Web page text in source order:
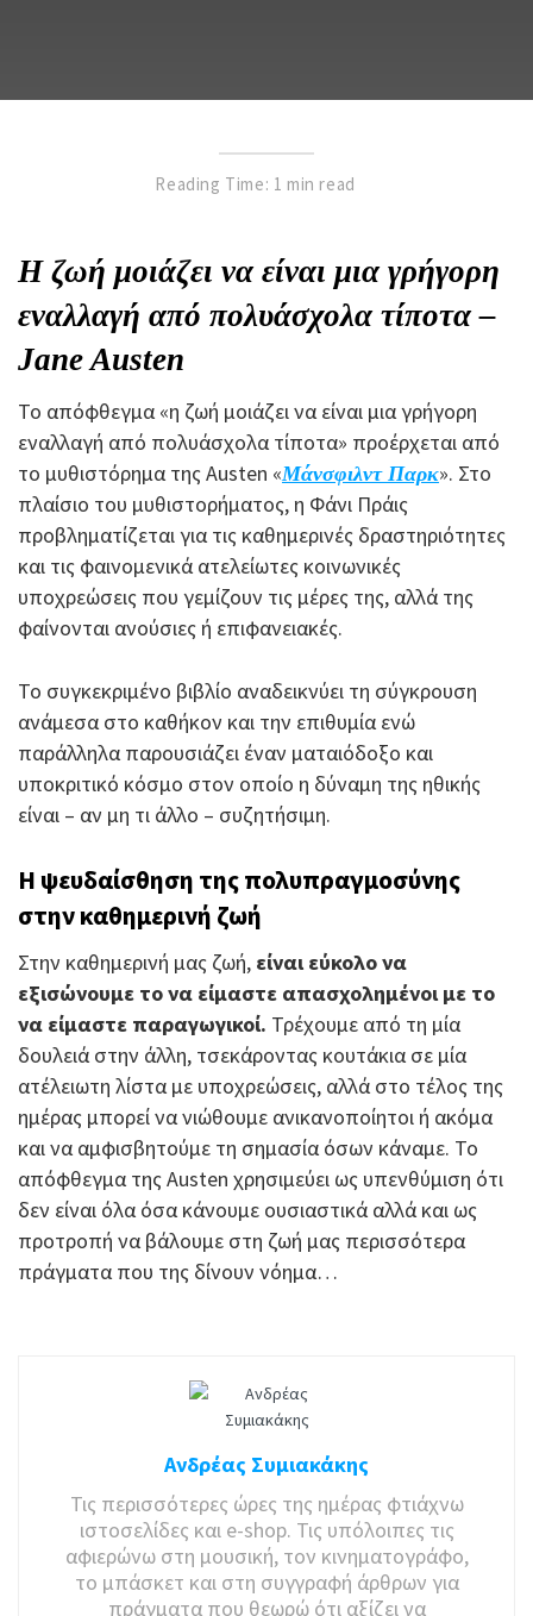
Reading Time: 1 min read
Η ζωή μοιάζει να είναι μια γρήγορη
εναλλαγή από πολυάσχολα τίποτα –
Jane Austen
Το απόφθεγμα «η ζωή μοιάζει να είναι μια γρήγορη
εναλλαγή από πολυάσχολα τίποτα» προέρχεται από
το μυθιστόρημα της Austen «Μάνσφιλντ Παρκ». Στο
πλαίσιο του μυθιστορήματος, η Φάνι Πράις
προβληματίζεται για τις καθημερινές δραστηριότητες
και τις φαινομενικά ατελείωτες κοινωνικές
υποχρεώσεις που γεμίζουν τις μέρες της, αλλά της
φαίνονται ανούσιες ή επιφανειακές.
Το συγκεκριμένο βιβλίο αναδεικνύει τη σύγκρουση
ανάμεσα στο καθήκον και την επιθυμία ενώ
παράλληλα παρουσιάζει έναν ματαιόδοξο και
υποκριτικό κόσμο στον οποίο η δύναμη της ηθικής
είναι – αν μη τι άλλο – συζητήσιμη.
Η ψευδαίσθηση της πολυπραγμοσύνης
στην καθημερινή ζωή
Στην καθημερινή μας ζωή, είναι εύκολο να
εξισώνουμε το να είμαστε απασχολημένοι με το
να είμαστε παραγωγικοί. Τρέχουμε από τη μία
δουλειά στην άλλη, τσεκάροντας κουτάκια σε μία
ατέλειωτη λίστα με υποχρεώσεις, αλλά στο τέλος της
ημέρας μπορεί να νιώθουμε ανικανοποίητοι ή ακόμα
και να αμφισβητούμε τη σημασία όσων κάναμε. Το
απόφθεγμα της Austen χρησιμεύει ως υπενθύμιση ότι
δεν είναι όλα όσα κάνουμε ουσιαστικά αλλά και ως
προτροπή να βάλουμε στη ζωή μας περισσότερα
πράγματα που της δίνουν νόημα…
Ανδρέας Συμιακάκης
Τις περισσότερες ώρες της ημέρας φτιάχνω
ιστοσελίδες και e-shop. Τις υπόλοιπες τις
αφιερώνω στη μουσική, τον κινηματογράφο,
το μπάσκετ και στη συγγραφή άρθρων για
πράγματα που θεωρώ ότι αξίζει να